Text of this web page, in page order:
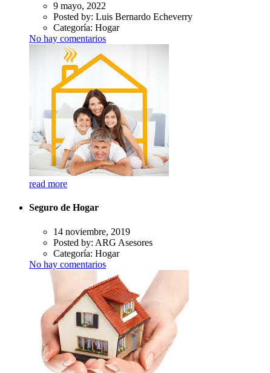
9 mayo, 2022
Posted by: Luis Bernardo Echeverry
Categoría: Hogar
No hay comentarios
read more
Seguro de Hogar
14 noviembre, 2019
Posted by: ARG Asesores
Categoría: Hogar
No hay comentarios